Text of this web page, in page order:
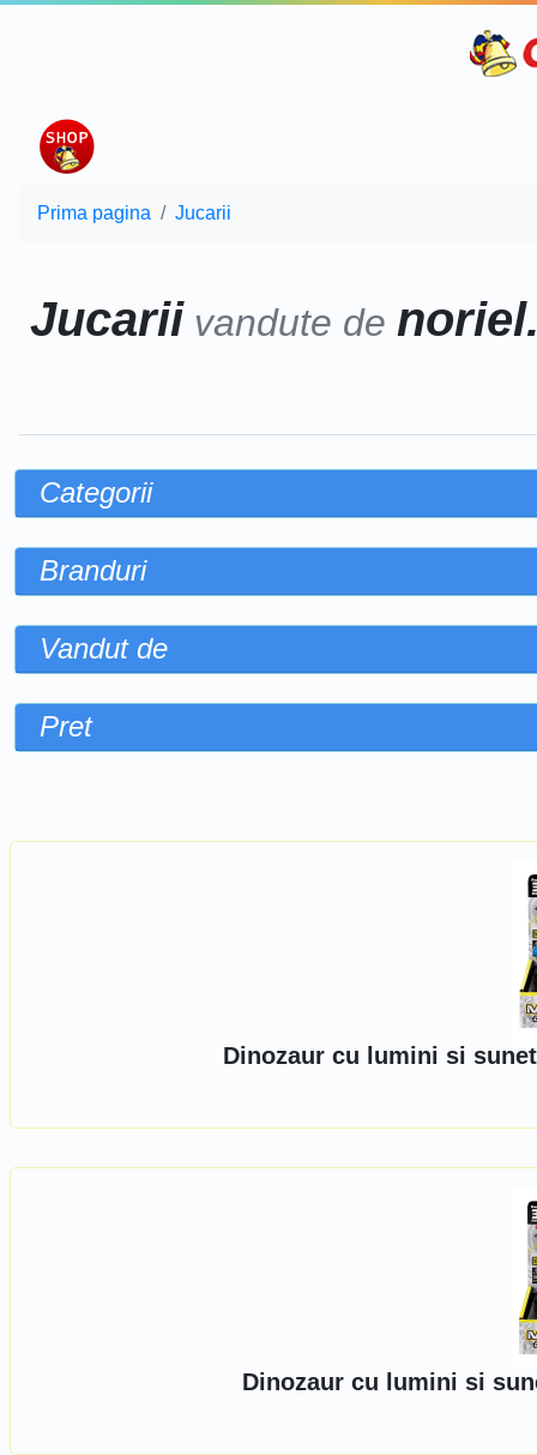
Prima pagina Jucarii
Jucarii vandute de
Categorii
Branduri
Vandut de
Pret
Dinozaur cu lumini si
Dinozaur cu lumini si